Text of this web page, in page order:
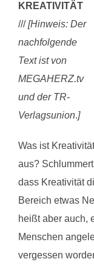
KREATIVITÄT
///[Hinweis: Der
nachfolgende
Text ist von
MEGAHERZ.tv
und der TR-
Verlagsunion.]
Was ist
aus?
dass Kreativität
Bereich etwas
heißt aber auch,
Menschen
vergessen